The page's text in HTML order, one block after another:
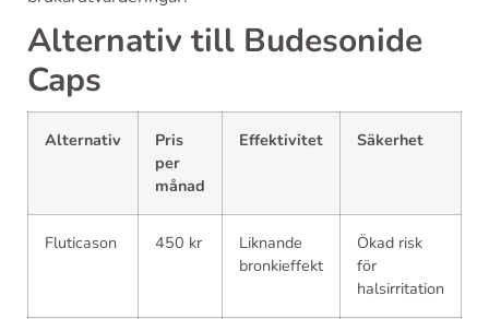
Alternativ till Budesonide
Caps
Alternativ
Pris
per
månad
Effektivitet Säkerhet
Fluticason 450 kr
Liknande
bronkieffekt
Ökad risk
för
halsirritation